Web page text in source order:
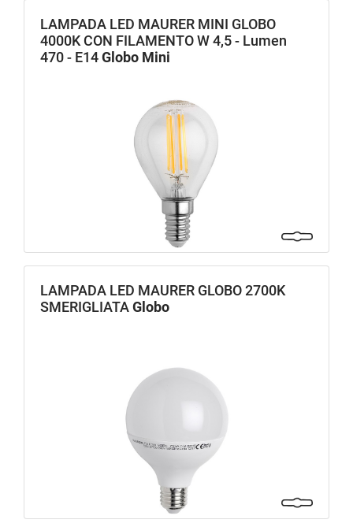
LAMPADA LED MAURER MINI GLOBO
4000K CON FILAMENTO W 4,5 - Lumen
470 - E14Globo Mini
LAMPADA LED MAURER GLOBO 2700K
SMERIGLIATAGlobo